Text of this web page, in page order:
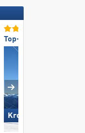
Top-Lifte/Bahnen
Kronplatz